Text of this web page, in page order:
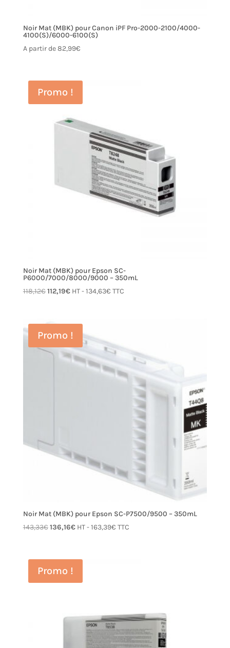
Noir Mat (MBK) pour Canon iPF Pro-2000-2100/4000-
4100(S)/6000-6100(S)
A partir de82,99€
Promo !
Noir Mat (MBK) pour Epson SC-
P6000/7000/8000/9000 – 350mL
118,12€Le
était :
118,12€.
112,19€Le
est :
112,19€.
HT -134,63€ TTC
Promo !
Noir Mat (MBK) pour Epson SC-P7500/9500 – 350mL
143,33€Le
était :
143,33€.
136,16€Le
est :
HT -163,39€ TTC
Promo !